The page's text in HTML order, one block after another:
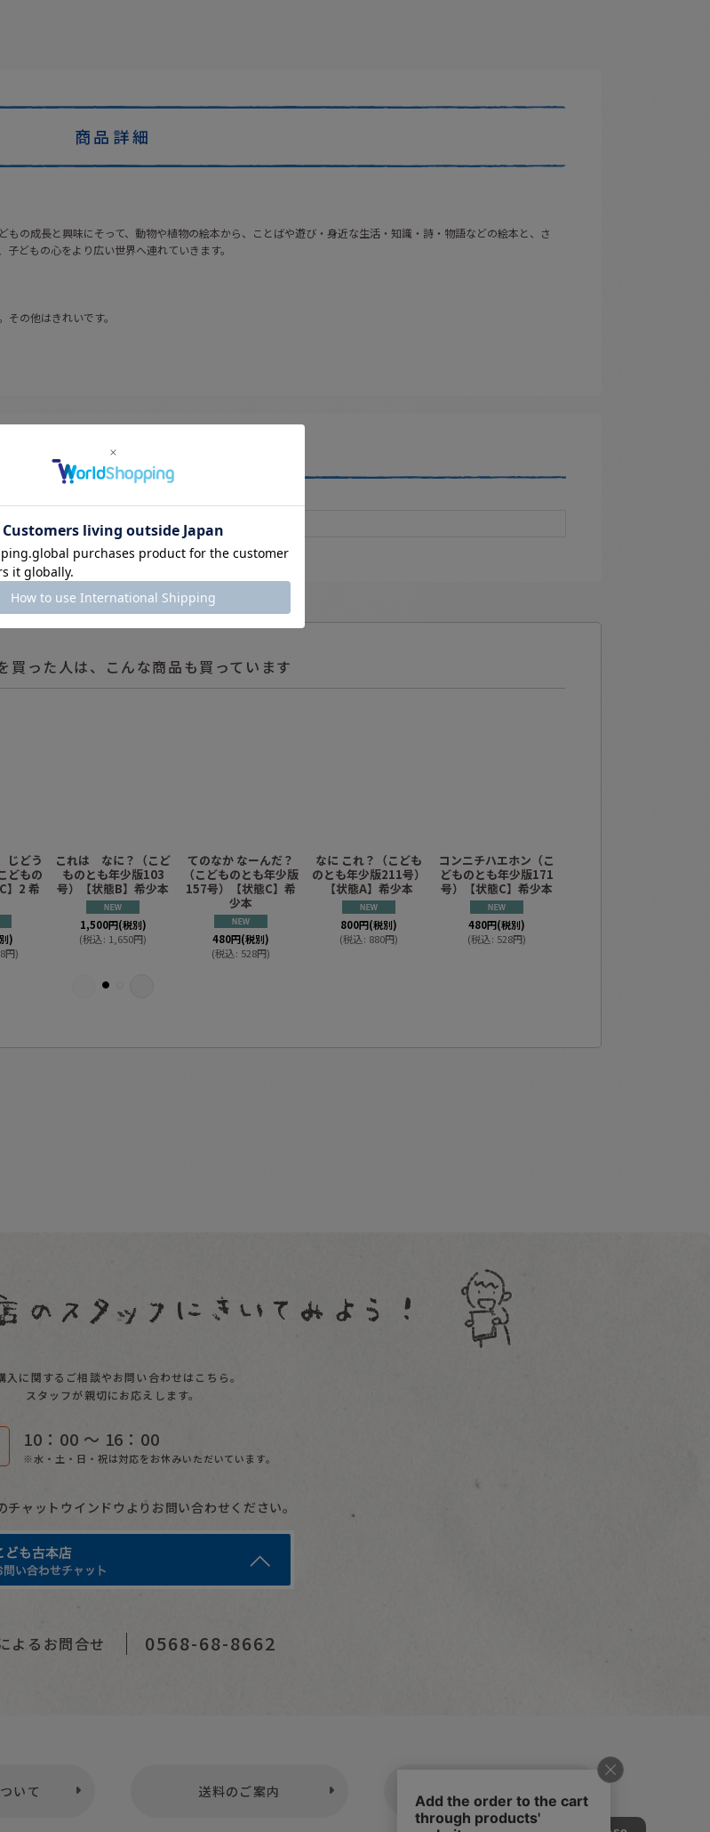
商品詳細
の成長と興味にそって、動物や植物の絵本から、ことばや遊び・身近な生活・知識・詩・物語などの絵本と、さ
どもの心をより広い世界へ連れていきます。
の他はきれいです。
ます
買った人は、こんな商品も買っています
じどう
どもの
】2 希
)
円)
これは なに？（こど
ものとも年少版103
号）【状態B】希少本
1,500円(税別)
(税込: 1,650円)
てのなか なーんだ？
（こどものとも年少版
157号）【状態C】希
少本
480円(税別)
(税込: 528円)
なに これ？（こども
のとも年少版211号）
【状態A】希少本
800円(税別)
(税込: 880円)
コンニチハエホン（こ
どものとも年少版171
号）【状態C】希少本
480円(税別)
(税込: 528円)
入に関するご相談やお問い合わせはこちら。
スタッフが親切にお応えします。
10：00 〜 16：00
※水・土・日・祝は対応をお休みいただいています。
チャットウインドウよりお問い合わせください。
よるお問合せ 0568-68-8662
いて 送料のご案内 休業日のご案内